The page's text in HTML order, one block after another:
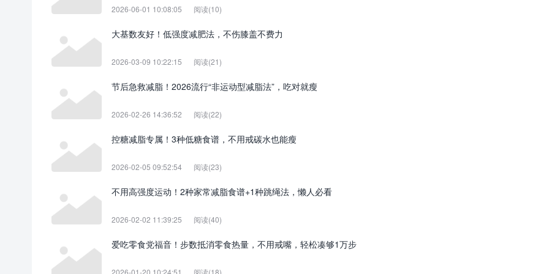
2026-06-01 10:08:05 阅读(10)
大基数友好！低强度减肥法，不伤膝盖不费力
2026-03-09 10:22:15 阅读(21)
节后急救减脂！2026流行“非运动型减脂法”，吃对就瘦
2026-02-26 14:36:52 阅读(22)
控糖减脂专属！3种低糖食谱，不用戒碳水也能瘦
2026-02-05 09:52:54 阅读(23)
不用高强度运动！2种家常减脂食谱+1种跳绳法，懒人必看
2026-02-02 11:39:25 阅读(40)
爱吃零食党福音！步数抵消零食热量，不用戒嘴，轻松凑够1万步
2026-01-20 10:24:51 阅读(18)